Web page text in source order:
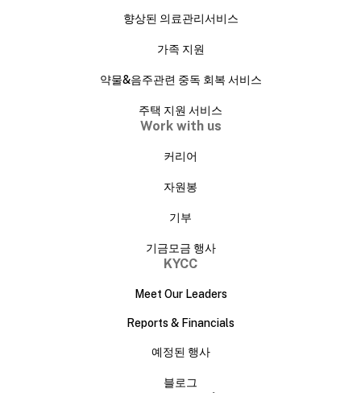
향상된 의료관리서비스
가족 지원
약물&음주관련 중독 회복 서비스
주택 지원 서비스
Work with us
커리어
자원봉
기부
기금모금 행사
KYCC
Meet Our Leaders
Reports & Financials
예정된 행사
블로그